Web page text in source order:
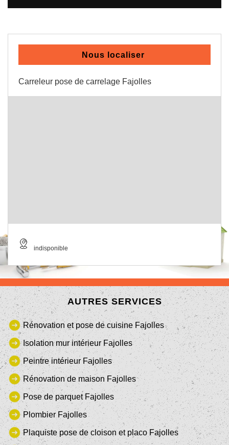
Nous localiser
Carreleur pose de carrelage Fajolles
indisponible
AUTRES SERVICES
Rénovation et pose de cuisine Fajolles
Isolation mur intérieur Fajolles
Peintre intérieur Fajolles
Rénovation de maison Fajolles
Pose de parquet Fajolles
Plombier Fajolles
Plaquiste pose de cloison et placo Fajolles